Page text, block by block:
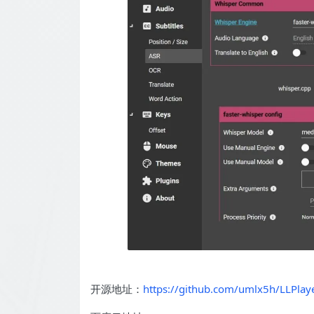
开源地址： https://github.com/umlx5h/